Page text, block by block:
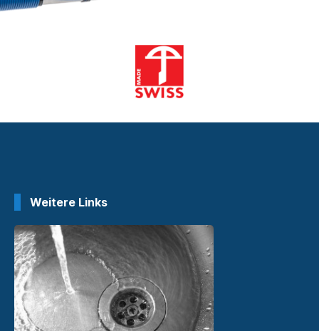
Weitere Links